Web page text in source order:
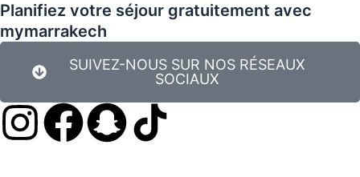
Planifiez votre séjour gratuitement avec
mymarrakech
SUIVEZ-NOUS SUR NOS RÉSEAUX
SOCIAUX
I
F S